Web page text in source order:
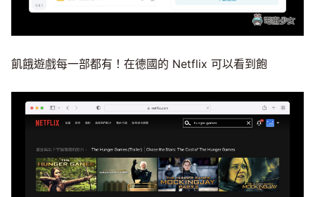
飢餓遊戲每一部都有！在德國的 Netflix 可以看到飽